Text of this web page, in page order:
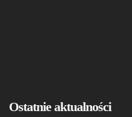
Ostatnie aktualności